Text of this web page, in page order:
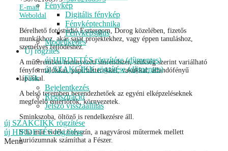
Fénykép
Digitális fénykép
Fényképtechnika
Fényképstílus
Modellkedés
Új rögzítés
új HIRDETÉS rögzítése (díjmentes)
új SZAKCIKK rögzítése (díjmentes)
Fiók
Bejelentkezés
Regisztráció
Jelszó visszaállítás
új SZAKCIKK rögzítése
új HIRDETÉS rögzítése
Menu
E-mail
Weboldal
Bérelhető fotóstúdió Esztergom, Dorog közelében, fizetős
munkákhoz, akár saját projektekhez, vagy éppen tanuláshoz,
személyes fejlődéshez.
A műteremben mennyezeti sínrendszer, szükség szerint variálható
fényformálókkal, papírhátterekkel, vakukkal, állandófényű
lápákkal.
A belső teremben berendezhetőek az egyéni elképzeléseknek
megfelelő enteriőrök, környezetek.
Sminkszoba, öltöző is rendelkezésre áll.
S ha már vidéki helyszín, a nagyvárosi műtermek mellett
kuriózumnak számíthat a Fészer.